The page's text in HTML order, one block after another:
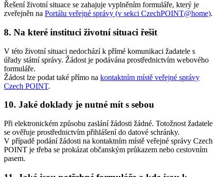
Řešení životní situace se zahajuje vyplněním formuláře, který je
zveřejněn na Portálu veřejné správy (v sekci CzechPOINT@home).
8. Na které instituci životní situaci řešit
V této životní situaci nedochází k přímé komunikaci žadatele s
úřady státní správy. Žádost je podávána prostřednictvím webového
formuláře.
Žádost lze podat také přímo na kontaktním místě veřejné správy
Czech POINT.
10. Jaké doklady je nutné mít s sebou
Při elektronickém způsobu zaslání žádosti žádné. Totožnost žadatele
se ověřuje prostřednictvím přihlášení do datové schránky.
V případě podání žádosti na kontaktním místě veřejné správy Czech
POINT je třeba se prokázat občanským průkazem nebo cestovním
pasem.